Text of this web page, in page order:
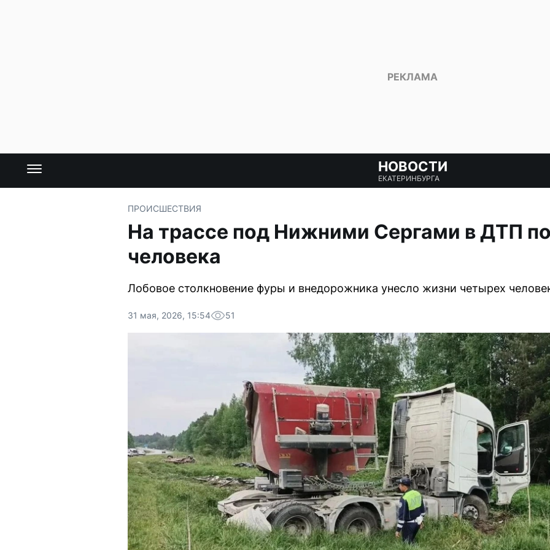
НОВОСТИ
ЕКАТЕРИНБУРГА
ПРОИСШЕСТВИЯ
На трассе под Нижними Сергами в ДТП
человека
Лобовое столкновение фуры и внедорожника унесло жизни четырех
31 мая, 2026, 15:54 51